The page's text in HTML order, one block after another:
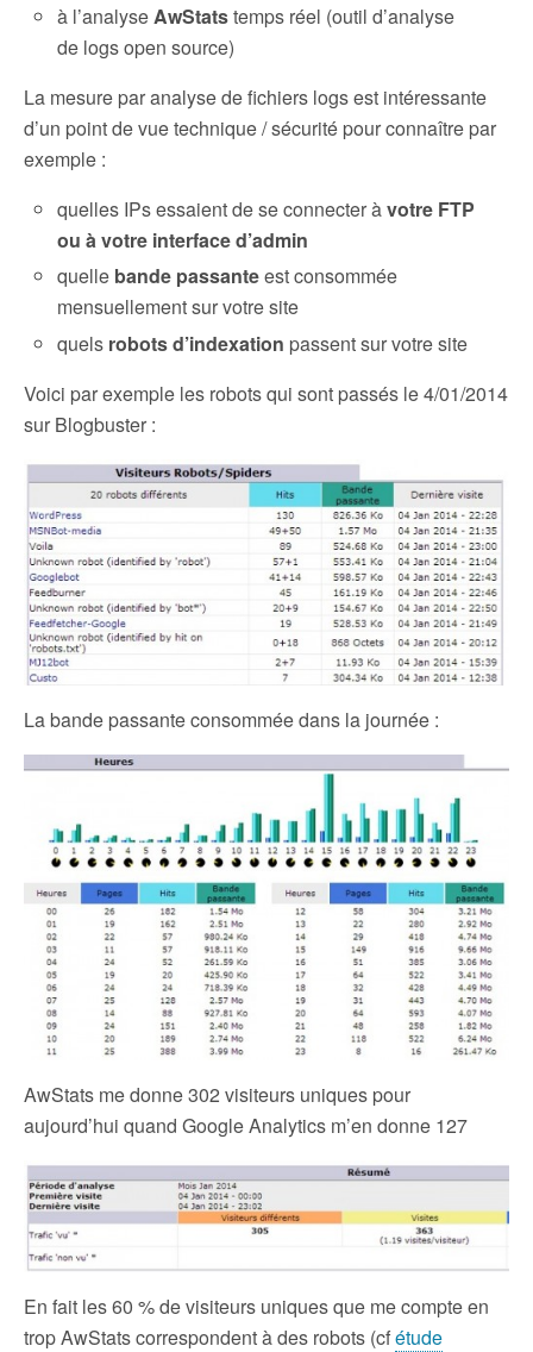
à l’analyseAwStatstemps réel (outil d’analyse
de logs open source)
La mesure par analyse de fichiers logs est intéressante
d’un point de vue technique / sécurité pour connaître par
exemple :
quelles IPs essaient de se connecter àvotre FTP
ou à votre interface d’admin
quelle bande passanteest consommée
mensuellement sur votre site
quels robots d’indexation passent sur votre site
Voici par exemple les robots qui sont passés le 4/01/2014
sur Blogbuster :
La bande passante consommée dans la journée :
AwStats me donne 302 visiteurs uniques pour
aujourd’hui quand Google Analytics m’en donne 127
En fait les 60 % de visiteurs uniques que me compte en
trop AwStats correspondent à des robots (cfétude